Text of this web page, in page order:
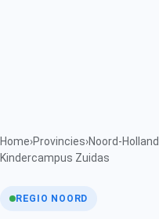
Home›Provincies›Noord-Holland
Kindercampus Zuidas
REGIO NOORD